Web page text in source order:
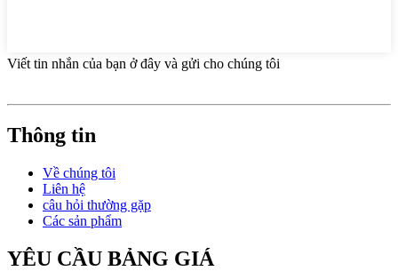
Viết tin nhắn của bạn ở đây và gửi cho chúng tôi
Thông tin
Về chúng tôi
Liên hệ
câu hỏi thường gặp
Các sản phẩm
YÊU CẦU BẢNG GIÁ